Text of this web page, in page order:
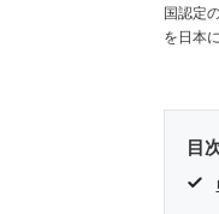
国認定
を日本
インの
ネート
食店に
目